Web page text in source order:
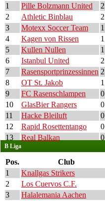
1
Pille Bolzmann United 2
2
Athletic Binblau 2
3
Motexx Soccer Team 1
4
Kagen von Rissen 1
5
Kullen Nullen 1
6
Istanbul United 2
7
Rasensportprinzessinnen 2
8
OT St. Jakob 1
9
FC Rasenschlampen 0
10
GlasBier Rangers 0
11
Hacke Bleiluft 0
12
Rapid Rosettentango 0
13
Real Balkan 0
B Liga
Pos. Club
1
Knallgas Strikers
2
Los Cuervos C.F.
3
Halalemania Aachen